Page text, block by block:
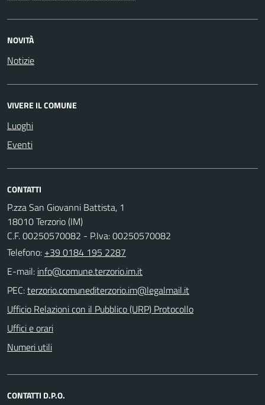
NOVITÀ
Notizie
VIVERE IL COMUNE
Luoghi
Eventi
CONTATTI
P.zza San Giovanni Battista, 1
18010 Terzorio (IM)
C.F. 00250570082 - P.Iva: 00250570082
Telefono: +39 0184 195 2287
E-mail:
PEC:
Ufficio Relazioni con il Pubblico (URP) Protocollo
Uffici e orari
Numeri utili
CONTATTI D.P.O.